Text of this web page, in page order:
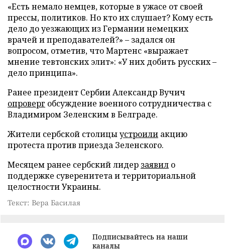
«Есть немало немцев, которые в ужасе от своей
прессы, политиков. Но кто их слушает? Кому есть
дело до уезжающих из Германии немецких
врачей и преподавателей?» – задался он
вопросом, отметив, что Мартенс «выражает
мнение тевтонских элит»: «У них добить русских –
дело принципа».
Ранее президент Сербии Александр Вучич
опроверг обсуждение военного сотрудничества с
Владимиром Зеленским в Белграде.
Жители сербской столицыустроили акцию
протеста против приезда Зеленского.
Месяцем ранее сербский лидер заявил о
поддержке суверенитета и территориальной
целостности Украины.
Текст: Вера Басилая
Подписывайтесь на наши
каналы